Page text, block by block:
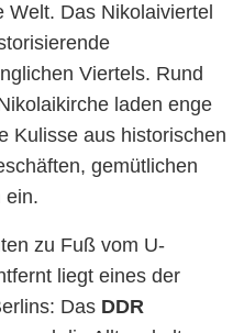
Das Nikolaiviertel
Viertels. Rund
laden enge
Kulisse aus historischen
gemütlichen
ein.
zu Fuß vom U-
liegt eines der
Das DDR